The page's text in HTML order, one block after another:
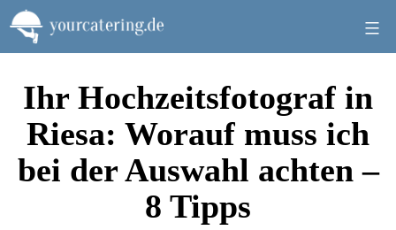
Zum
Inhalt
springen
Ihr Hochzeitsfotograf in
Riesa: Worauf muss ich
bei der Auswahl achten –
8 Tipps